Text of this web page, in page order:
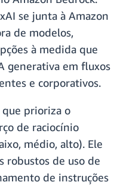
se junta à Amazon
de modelos,
à medida que
generativa em fluxos
e corporativos.
que prioriza o
de raciocínio
médio, alto). Ele
robustos de uso de
de instruções